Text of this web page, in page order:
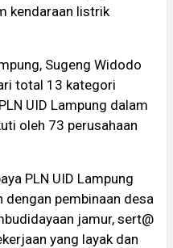
kendaraan listrik
Sugeng Widodo
total 13 kategori
UID Lampung dalam
oleh 73 perusahaan
PLN UID Lampung
pembinaan desa
jamur, sert@
yang layak dan